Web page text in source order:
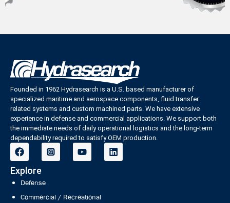
Founded in 1962 Hydrasearch is a U.S. based manufacturer of
specialized maritime and aerospace components, fluid transfer
related systems and custom machined parts. We have extensive
experience in defense and commercial applications. We support both
the immediate needs of daily operational logistics and the long-term
dependability required to satisfy OEM production.
Explore
Defense
Commercial / Recreational